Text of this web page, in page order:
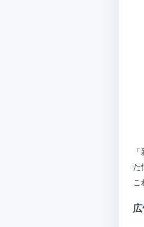
た
こ